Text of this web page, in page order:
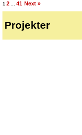
1 2 41 Next »
Projekter